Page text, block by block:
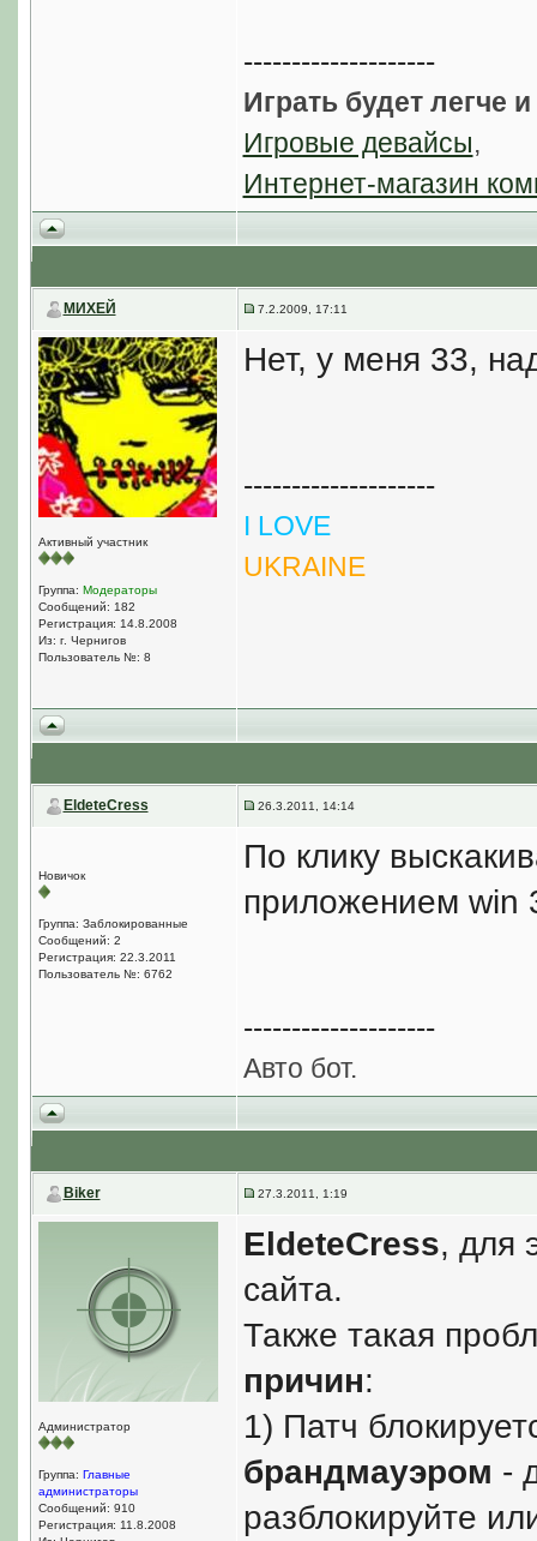
--------------------
Играть будет легче
Игровые девайсы,
Интернет-магазин
МИХЕЙ 7.2.2009, 17:11
Активный участник
Группа: Модераторы
Сообщений: 182
Регистрация: 14.8.2008
Из: г. Чернигов
Пользователь №: 8
Нет, у меня 33,
--------------------
I LOVE
UKRAINE
EldeteCress 26.3.2011, 14:14
Новичок
Группа: Заблокированные
Сообщений: 2
Регистрация: 22.3.2011
Пользователь №: 6762
По клику
приложением win
--------------------
Авто бот.
Biker 27.3.2011, 1:19
Администратор
Группа: Главные
администраторы
Сообщений: 910
Регистрация: 11.8.2008
EldeteCress, для
сайта.
Также такая
причин:
1) Патч
брандмауэром -
разблокируйте